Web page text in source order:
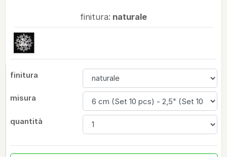
finitura: naturale
finitura
misura
quantità